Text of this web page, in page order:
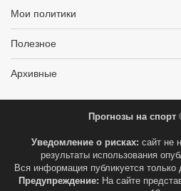
Мои политики
Полезное
Архивные
Прогнозы на спорт
Уведомление о рисках: сайт не
результаты использования
Вся информация публикуется
Предупреждение: На сайте